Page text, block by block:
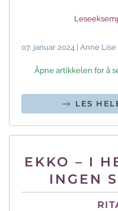
07. januar 2024 | Anne
Åpne artikkelen for å
LES
EKKO – I
INGEN